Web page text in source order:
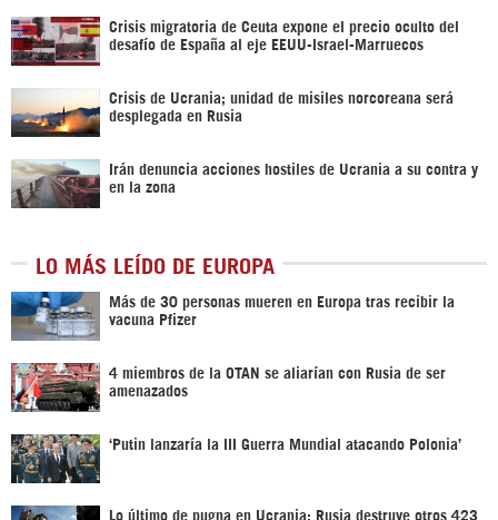
Crisis migratoria de Ceuta expone el precio oculto del
desafío de España al eje EEUU-Israel-Marruecos
Crisis de Ucrania; unidad de misiles norcoreana será
desplegada en Rusia
Irán denuncia acciones hostiles de Ucrania a su contra y
en la zona
LO MÁS LEÍDO DE EUROPA
Más de 30 personas mueren en Europa tras recibir la
vacuna Pfizer
4 miembros de la OTAN se aliarían con Rusia de ser
amenazados
‘Putin lanzaría la III Guerra Mundial atacando Polonia’
Lo último de pugna en Ucrania: Rusia destruye otros 423